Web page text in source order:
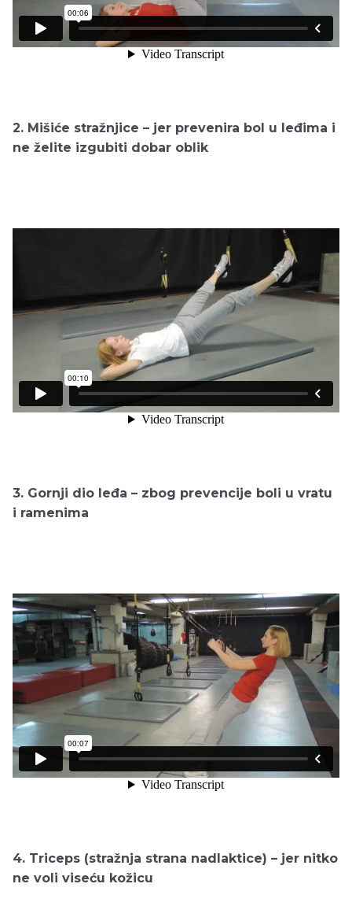
2. Mišiće stražnjice – jer prevenira bol u leđima i
ne želite izgubiti dobar oblik
3. Gornji dio leđa – zbog prevencije boli u vratu
i ramenima
4. Triceps (stražnja strana nadlaktice) – jer nitko
ne voli viseću kožicu